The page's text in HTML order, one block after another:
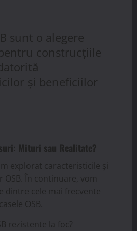
sunt o alegere
construcțiile
și beneficiilor
Mituri sau Realitate?
explorat caracteristicile și
OSB. În continuare, vom
dintre cele mai frecvente
OSB.
rezistente la foc?